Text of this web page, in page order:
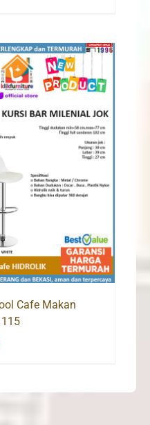
Cafe Makan